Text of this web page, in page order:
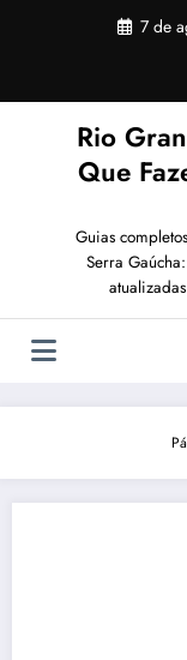
7 de
Rio
Que
Guias
Serra